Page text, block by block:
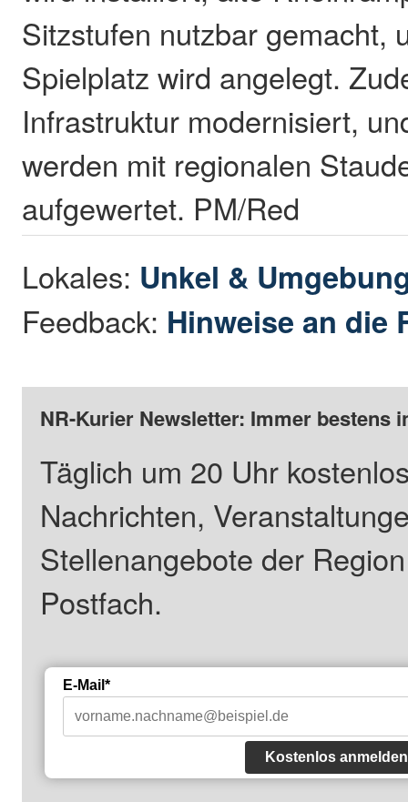
Sitzstufen nutzbar gemacht,
Spielplatz wird angelegt.
Infrastruktur modernisiert,
werden mit regionalen
aufgewertet. PM/Red
Lokales: Unkel &
Feedback: Hinweise an die
NR-Kurier Newsletter: Immer bestens
Täglich um 20 Uhr
Nachrichten,
Stellenangebote der
Postfach.
E-Mail*
Kostenlos anmelden